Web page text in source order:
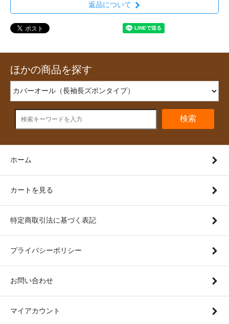
返品について
ほかの商品を探す
検索
ホーム
カートを見る
特定商取引法に基づく表記
プライバシーポリシー
お問い合わせ
マイアカウント